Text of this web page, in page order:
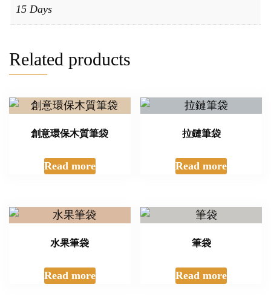
15 Days
Related products
創意環保木質筆袋
Read more
拉鏈筆袋
Read more
水果筆袋
Read more
筆袋
Read more